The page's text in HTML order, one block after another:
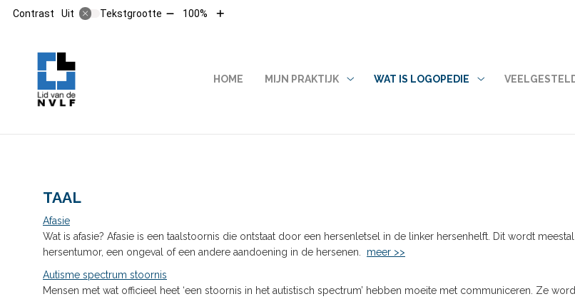
Contrast Uit Tekstgrootte Tekst100%
Tekst
HOOFDMENUHOME
MIJN PRAKTIJK
WAT IS LOGOPEDIE
TAAL
Afasie
Wat is afasie? Afasie is een taalstoornis die ontstaat door een hersenletsel in de linker hersenhelft. Dit wordt
hersentumor, een ongeval of een andere aandoening in de hersenen. meer >>
Autisme spectrum stoornis
Mensen met wat officieel heet ‘een stoornis in het autistisch spectrum’ hebben moeite met communiceren. Ze